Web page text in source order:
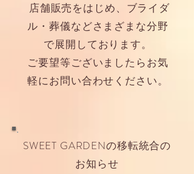
店舗販売をはじめ、ブライダ
ル・葬儀などさまざまな分野
で展開しております。
​ご要望等ございましたらお気
軽にお問い合わせください。
SWEET GARDENの移転統合の
お知らせ